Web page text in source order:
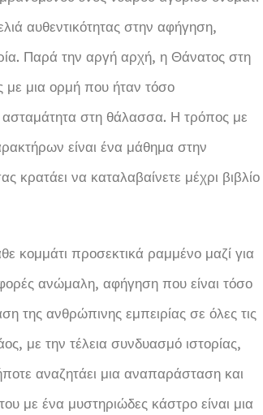
αυθεντικότητας στην αφήγηση,
Παρά την αργή αρχή, η Θάνατος στη
με μια ορμή που ήταν τόσο
στη θάλασσα. Η τρόπος με
είναι ένα μάθημα στην
να καταλαβαίνετε μέχρι βιβλίο
κομμάτι προσεκτικά ραμμένο μαζί για
ανώμαλη, αφήγηση που είναι τόσο
της ανθρώπινης εμπειρίας σε όλες τις
με την τέλεια συνδυασμό ιστορίας,
αναζητάει μια αναπαράσταση και
με ένα μυστηριώδες κάστρο είναι μια